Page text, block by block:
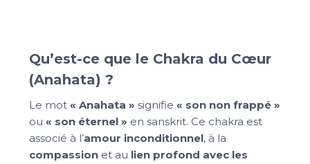
Qu’est-ce que le Chakra du Cœur
(Anahata) ?
Le mot « Anahata » signifie « son non frappé »
ou « son éternel » en sanskrit. Ce chakra est
associé à l’amour inconditionnel, à la
compassion et au lien profond avec les